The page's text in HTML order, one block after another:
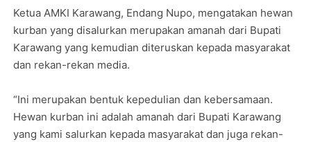
Ketua AMKI Karawang, Endang Nupo, mengatakan hewan
kurban yang disalurkan merupakan amanah dari Bupati
Karawang yang kemudian diteruskan kepada masyarakat
dan rekan-rekan media.
“Ini merupakan bentuk kepedulian dan kebersamaan.
Hewan kurban ini adalah amanah dari Bupati Karawang
yang kami salurkan kepada masyarakat dan juga rekan-